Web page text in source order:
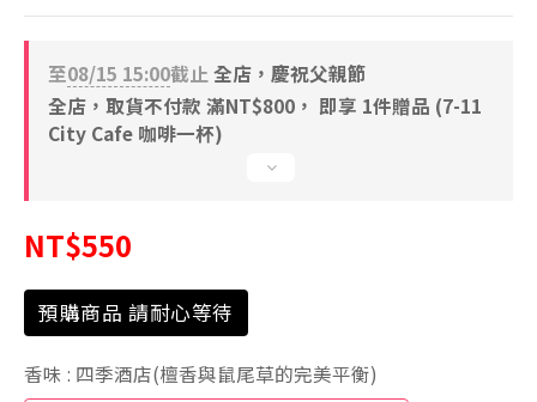
至08/15 15:00截止 全店，慶祝父親節
全店，取貨不付款 滿NT$800， 即享 1件贈品 (7-11
City Cafe 咖啡一杯)
NT$550
預購商品 請耐心等待
香味 : 四季酒店(檀香與鼠尾草的完美平衡)